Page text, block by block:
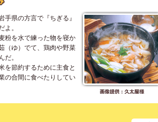
手県の方言で『ちぎる』
よ。
粉を水で練った物を寝か
（ゆ）でて、鶏肉や野菜
だ。
を節約するために主食と
の合間に食べたりしてい